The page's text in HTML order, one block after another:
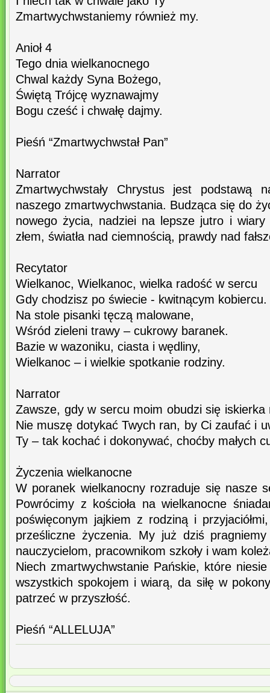
Zmartwychwstaniemy również my.
Anioł 4
Tego dnia wielkanocnego
Chwal każdy Syna Bożego,
Świętą Trójcę wyznawajmy
Bogu cześć i chwałę dajmy.
Pieśń “Zmartwychwstał Pan”
Narrator
Zmartwychwstały Chrystus jest podstawą
naszego zmartwychwstania. Budząca się do
nowego życia, nadziei na lepsze jutro i
złem, światła nad ciemnością, prawdy nad
Recytator
Wielkanoc, Wielkanoc, wielka radość w sercu
Gdy chodzisz po świecie - kwitnącym kobiercu.
Na stole pisanki tęczą malowane,
Wśród zieleni trawy – cukrowy baranek.
Bazie w wazoniku, ciasta i wędliny,
Wielkanoc – i wielkie spotkanie rodziny.
Narrator
Zawsze, gdy w sercu moim obudzi się iskierka
Nie muszę dotykać Twych ran, by Ci zaufać i
Ty – tak kochać i dokonywać, choćby małych
Życzenia wielkanocne
W poranek wielkanocny rozraduje się nasze
Powrócimy z kościoła na wielkanocne
poświęconym jajkiem z rodziną i
prześliczne życzenia. My już dziś
nauczycielom, pracownikom szkoły i wam
Niech zmartwychwstanie Pańskie, które
wszystkich spokojem i wiarą, da siłę w
patrzeć w przyszłość.
Pieśń “ALLELUJA”